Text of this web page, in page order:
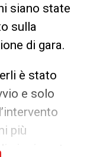
siano state
sulla
di gara.
è stato
e solo
più
sia rimasto